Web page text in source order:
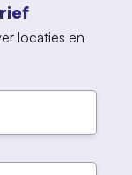
locaties en